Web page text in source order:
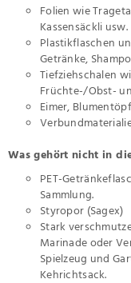
Folien wie
Kassensäckli usw.
Plastikflaschen
Getränke,
Tiefziehschalen
Früchte-/Obst-
Eimer,
Was gehört nicht in
PET-
Sammlung.
Styropor (Sagex)
Stark
Marinade oder
Spielzeug und
Kehrichtsack.